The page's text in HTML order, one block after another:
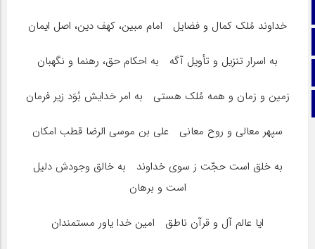
خداوند مُلک کمال و فضایل‏ امام مبین، کهف دین، اصل ایمان
به اسرار تنزیل و تأویل آگه‏ به احکام حق، رهنما و نگهبان
زمین و زمان و همه مُلک هستى‏ به امر خدایش بُوَد زیر فرمان
سپهر معالى و روح معانى على بن موسى الرضا قطب امکان
به خلق است حجّت ز سوى خداوند به خالق وجودش دلیل
است و برهان
ایا عالم آل و قرآن ناطق‏ امین خدا یاور مستمندان